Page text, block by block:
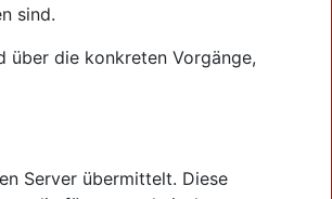
sind.
über die konkreten Vorgänge,
Server übermittelt. Diese